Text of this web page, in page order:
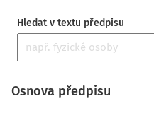
Hledat v textu předpisu
Osnova předpisu